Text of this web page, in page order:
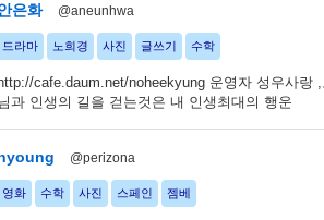
은화 @aneunhwa
드라마 노희경 사진 글쓰기 수학
http://cafe.daum.net/noheekyung 운영자 성우사랑
과 인생의 길을 걷는것은 내 인생최대의 행운
@perizona
영화 수학 사진 스페인 젬베